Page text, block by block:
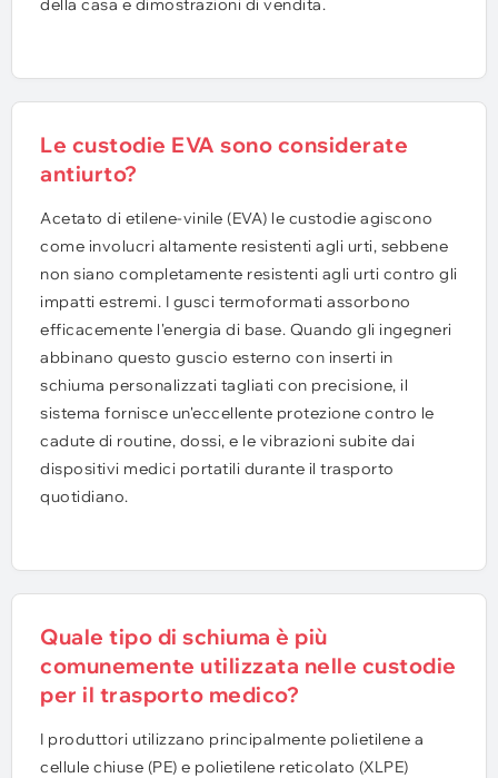
della casa e dimostrazioni di vendita.
Le custodie EVA sono considerate
antiurto?
Acetato di etilene-vinile (EVA) le custodie agiscono
come involucri altamente resistenti agli urti, sebbene
non siano completamente resistenti agli urti contro gli
impatti estremi. I gusci termoformati assorbono
efficacemente l'energia di base. Quando gli ingegneri
abbinano questo guscio esterno con inserti in
schiuma personalizzati tagliati con precisione, il
sistema fornisce un'eccellente protezione contro le
cadute di routine, dossi, e le vibrazioni subite dai
dispositivi medici portatili durante il trasporto
quotidiano.
Quale tipo di schiuma è più
comunemente utilizzata nelle custodie
per il trasporto medico?
I produttori utilizzano principalmente polietilene a
cellule chiuse (PE) e polietilene reticolato (XLPE)